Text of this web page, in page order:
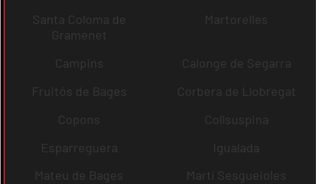
Santa Coloma de
Gramenet
Martorelles
Campins
Calonge de Segarra
Fruitós de Bages
Corbera de Llobregat
Copons
Collsuspina
Esparreguera
Igualada
Mateu de Bages
Martí Sesgueioles